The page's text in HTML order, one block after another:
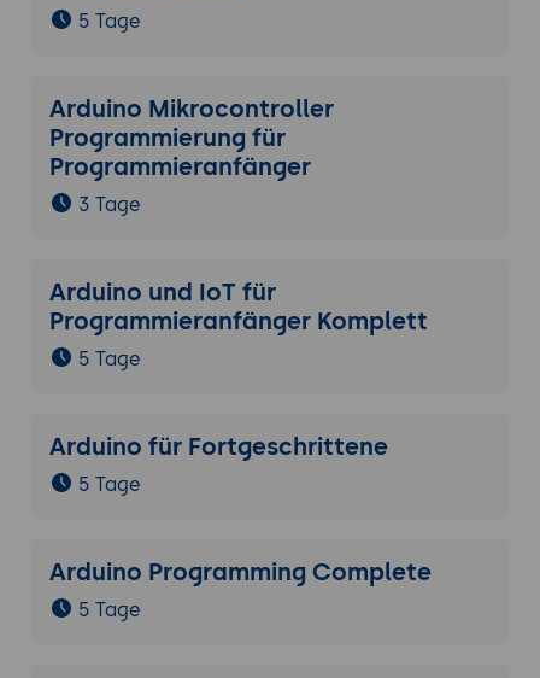
5 Tage
Arduino Mikrocontroller
Programmierung für
Programmieranfänger
3 Tage
Arduino und IoT für
Programmieranfänger Komplett
5 Tage
Arduino für Fortgeschrittene
5 Tage
Arduino Programming Complete
5 Tage